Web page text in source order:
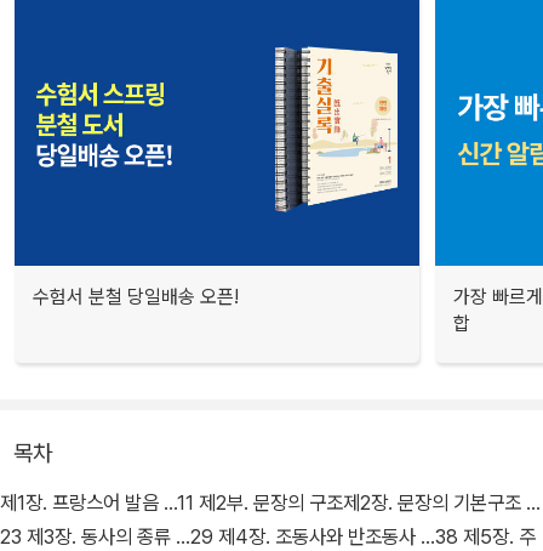
수험서 분철 당일배송 오픈!
가장 빠르
합
목차
제1장. 프랑스어 발음 ...11 제2부. 문장의 구조제2장. 문장의 기본구조 ...
23 제3장. 동사의 종류 ...29 제4장. 조동사와 반조동사 ...38 제5장. 주